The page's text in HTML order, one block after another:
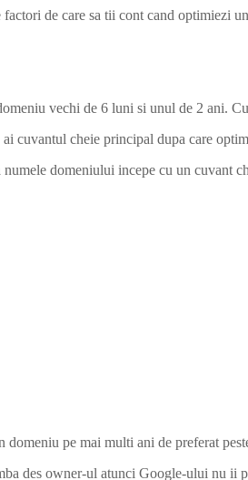
de care sa tii cont cand optimiezi
vechi de 6 luni si unul de 2 ani.
cuvantul cheie principal dupa care
domeniului incepe cu un cuvant
pe mai multi ani de preferat
des owner-ul atunci Google-ului nu ii